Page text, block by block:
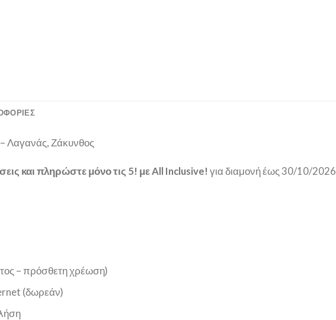
Λαγανάς, Ζάκυνθος
και πληρώστε μόνο τις 5! με All Inclusive! για διαμονή έως 30/10/2026
– πρόσθετη χρέωση)
(δωρεάν)